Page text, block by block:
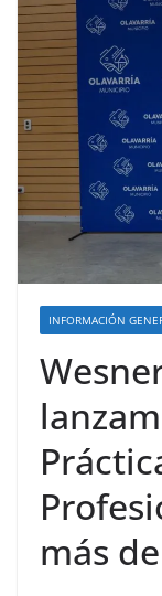
INFORMACIÓN
más